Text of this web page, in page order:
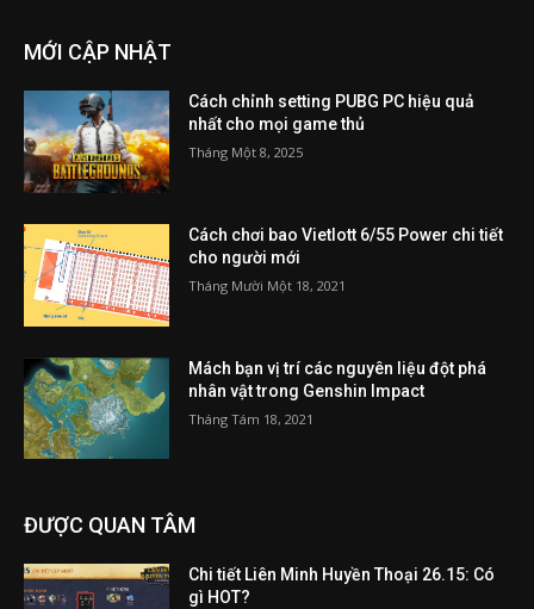
MỚI CẬP NHẬT
Cách chỉnh setting PUBG PC hiệu quả
nhất cho mọi game thủ
Tháng Một 8, 2025
Cách chơi bao Vietlott 6/55 Power chi tiết
cho người mới
Tháng Mười Một 18, 2021
Mách bạn vị trí các nguyên liệu đột phá
nhân vật trong Genshin Impact
Tháng Tám 18, 2021
ĐƯỢC QUAN TÂM
Chi tiết Liên Minh Huyền Thoại 26.15: Có
gì HOT?